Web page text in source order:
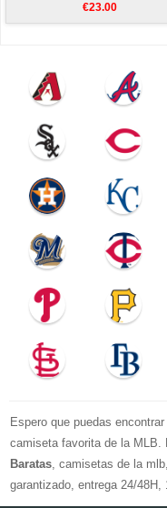
€23.00
Espero que puedas
camiseta favorita de la MLB.
Baratas, camisetas de la
garantizado, entrega 24/